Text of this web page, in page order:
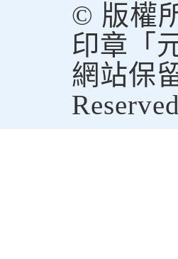
© 版權
印章「
網站保